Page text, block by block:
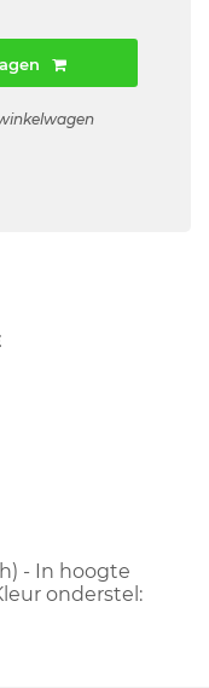
- In hoogte
onderstel: